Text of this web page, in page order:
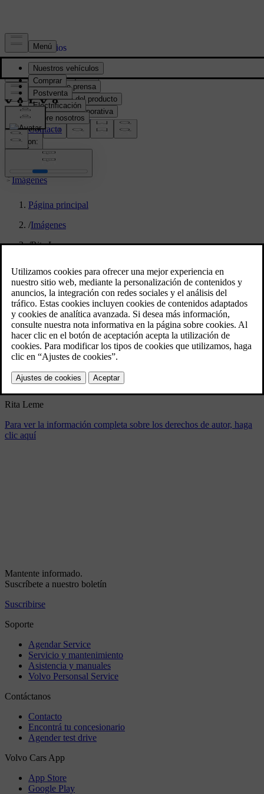
Prensa y Medios
Material de prensa
Información del producto
Información corporativa
Contacto de medios
location:
PY
Imágenes
Página principal
/Imágenes
/Rita Leme
Rita Leme
4/15/2024
Marcador
Compartir
Descargar
Rita Leme
Para ver la información completa sobre los derechos de autor, haga
clic aquí